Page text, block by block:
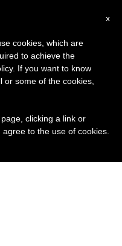
x
cookies, which are
to achieve the
If you want to know
or some of the cookies,
clicking a link or
to the use of cookies.